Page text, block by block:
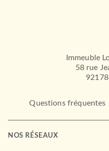
Immeuble
58 rue
Questions fréquentes
NOS RÉSEAUX